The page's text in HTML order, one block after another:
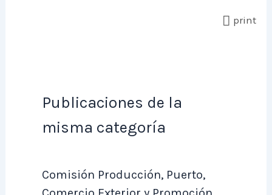
print
Publicaciones de la
misma categoría
Comisión Producción, Puerto,